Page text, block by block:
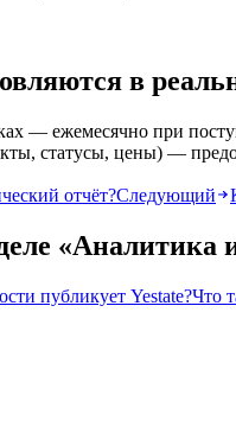
в
— ежемесячно при
статусы, цены) —
отчёт?Следующий
«Аналитика
публикует Yestate?Что